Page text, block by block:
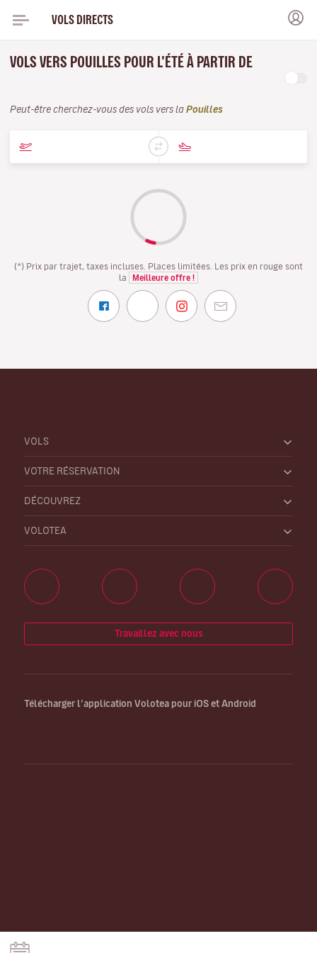
VOLS DIRECTS
VOLS VERS POUILLES POUR L'ÉTÉ À PARTIR DE
Peut-être cherchez-vous des vols vers la Pouilles
(*) Prix par trajet, taxes incluses. Places limitées. Les prix en rouge sont
la
Meilleure offre !
VOLS
VOTRE RÉSERVATION
DÉCOUVREZ
VOLOTEA
Travaillez avec nous
Télécharger l’application Volotea pour iOS et Android